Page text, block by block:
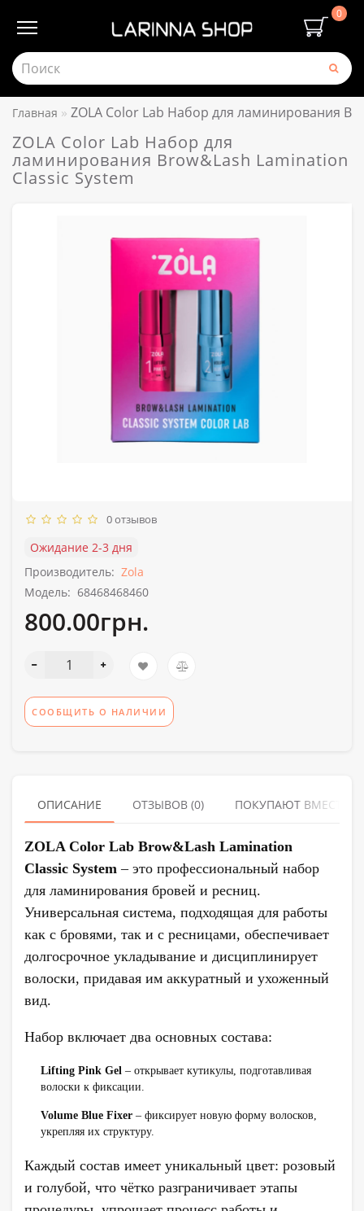
0
Главная ZOLA Color Lab Набор для ламинирования
ZOLA Color Lab Набор для
ламинирования Brow&Lash Lamination
Classic System
0 отзывов
Ожидание 2-3 дня
Производитель: Zola
Модель: 68468468460
800.00грн.
СООБЩИТЬ О НАЛИЧИИ
ОПИСАНИЕ ОТЗЫВОВ (0) ПОКУПАЮТ ВМЕСТЕ
ZOLA Color Lab Brow&Lash Lamination
Classic System – это профессиональный набор
для ламинирования бровей и ресниц.
Универсальная система, подходящая для работы
как с бровями, так и с ресницами, обеспечивает
долгосрочное укладывание и дисциплинирует
волоски, придавая им аккуратный и ухоженный
вид.
Набор включает два основных состава:
Lifting Pink Gel – открывает кутикулы, подготавливая
волоски к фиксации.
Volume Blue Fixer – фиксирует новую форму волосков,
укрепляя их структуру.
Каждый состав имеет уникальный цвет: розовый
и голубой, что чётко разграничивает этапы